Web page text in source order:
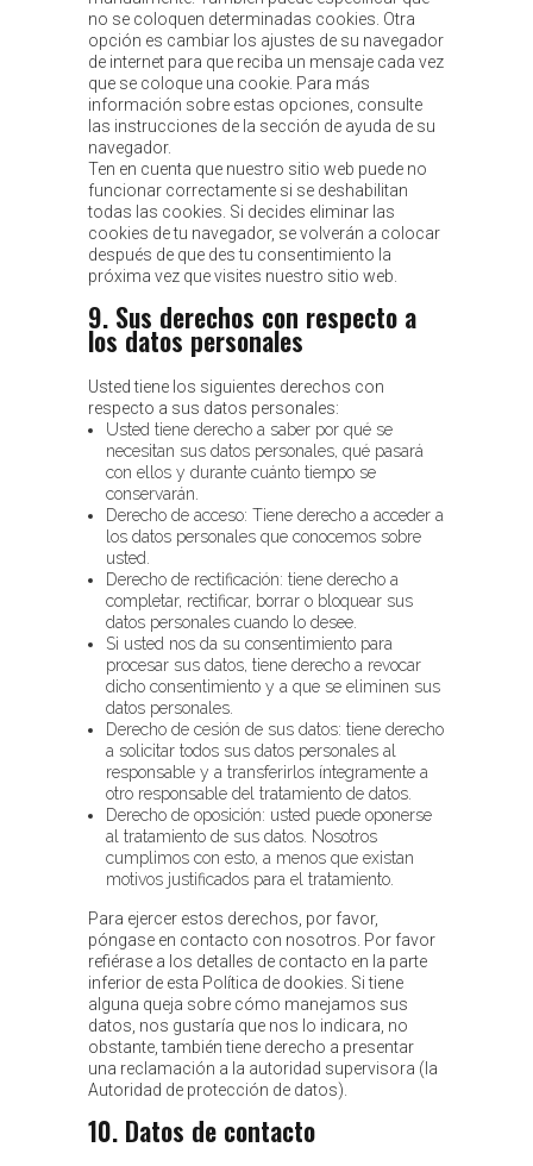
no se coloquen determinadas cookies. Otra
opción es cambiar los ajustes de su navegador
de internet para que reciba un mensaje cada vez
que se coloque una cookie. Para más
información sobre estas opciones, consulte
las instrucciones de la sección de ayuda de su
navegador.
Ten en cuenta que nuestro sitio web puede no
funcionar correctamente si se deshabilitan
todas las cookies. Si decides eliminar las
cookies de tu navegador, se volverán a colocar
después de que des tu consentimiento la
próxima vez que visites nuestro sitio web.
9. Sus derechos con respecto a
los datos personales
Usted tiene los siguientes derechos con
respecto a sus datos personales:
Usted tiene derecho a saber por qué se
necesitan sus datos personales, qué pasará
con ellos y durante cuánto tiempo se
conservarán.
Derecho de acceso: Tiene derecho a acceder a
los datos personales que conocemos sobre
usted.
Derecho de rectificación: tiene derecho a
completar, rectificar, borrar o bloquear sus
datos personales cuando lo desee.
Si usted nos da su consentimiento para
procesar sus datos, tiene derecho a revocar
dicho consentimiento y a que se eliminen sus
datos personales.
Derecho de cesión de sus datos: tiene derecho
a solicitar todos sus datos personales al
responsable y a transferirlos íntegramente a
otro responsable del tratamiento de datos.
Derecho de oposición: usted puede oponerse
al tratamiento de sus datos. Nosotros
cumplimos con esto, a menos que existan
motivos justificados para el tratamiento.
Para ejercer estos derechos, por favor,
póngase en contacto con nosotros. Por favor
refiérase a los detalles de contacto en la parte
inferior de esta Política de dookies. Si tiene
alguna queja sobre cómo manejamos sus
datos, nos gustaría que nos lo indicara, no
obstante, también tiene derecho a presentar
una reclamación a la autoridad supervisora (la
Autoridad de protección de datos).
10. Datos de contacto